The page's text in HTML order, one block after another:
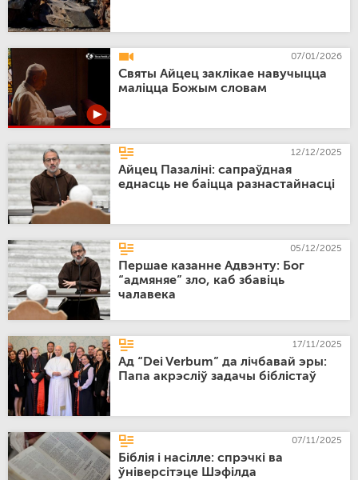
07/01/2026
Святы Айцец заклікае навучыцца
маліцца Божым словам
12/12/2025
Айцец Пазаліні: сапраўдная
еднасць не баіцца разнастайнасці
05/12/2025
Першае казанне Адвэнту: Бог
“адмяняе” зло, каб збавіць
чалавека
17/11/2025
Ад “Dei Verbum” да лічбавай эры:
Папа акрэсліў задачы біблістаў
07/11/2025
Біблія і насілле: спрэчкі ва
ўніверсітэце Шэфілда